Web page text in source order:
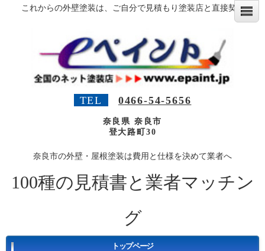
れからの外壁塗装は、ご自分で見積もり塗装店と直接契約！ 無料カ
TEL 0466-54-5656
奈良県 奈良市
登大路町30
奈良市の外壁・屋根塗装は費用と仕様を決めて業者へ
100種の見積書と業者マッチン
グ
トップページ